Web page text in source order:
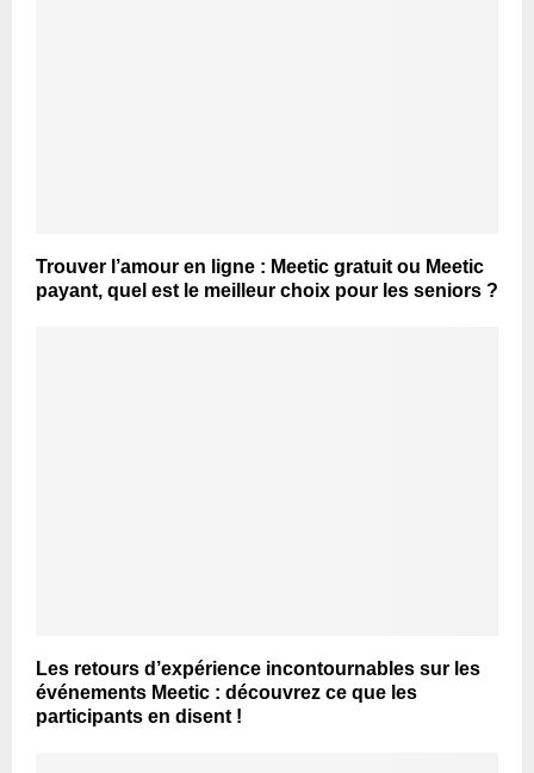
Trouver l’amour en ligne : Meetic gratuit ou Meetic
payant, quel est le meilleur choix pour les seniors ?
Les retours d’expérience incontournables sur les
événements Meetic : découvrez ce que les
participants en disent !